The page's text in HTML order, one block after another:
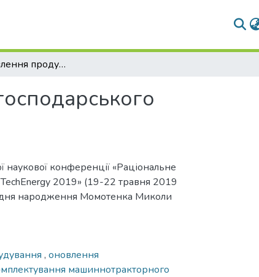
Шляхи оновлення продукції сільськогосподарського машинобудування
конференції «Раціональне
TechEnergy 2019» (19-22 травня 2019
дня народження Момотенка Миколи
, оновлення
машиннотракторного